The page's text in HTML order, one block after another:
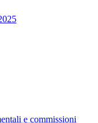
e commissioni